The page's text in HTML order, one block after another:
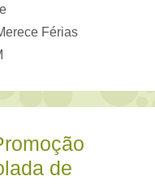
Férias
de